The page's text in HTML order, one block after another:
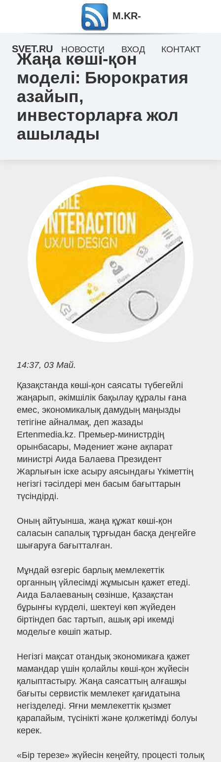
Жаңа көші-қон
моделі: Бюрократия
азайып,
инвесторларға жол
ашылады
14:37, 03 Май.
Қазақстанда көші-қон саясаты түбегейлі
жаңарып, әкімшілік бақылау құралы ғана
емес, экономикалық дамудың маңызды
тетігіне айналмақ, деп жазады
Ertenmedia.kz. Премьер-министрдің
орынбасары, Мәдениет және ақпарат
министрі Аида Балаева Президент
Жарлығын іске асыру аясындағы Үкіметтің
негізгі тәсілдері мен басым бағыттарын
түсіндірді.
Оның айтуынша, жаңа құжат көші-қон
саласын сапалық тұрғыдан басқа деңгейге
шығаруға бағытталған.
Мұндай өзгеріс барлық мемлекеттік
органның үйлесімді жұмысын қажет етеді.
Аида Балаеваның сөзінше, Қазақстан
бұрынғы күрделі, шектеуі көп жүйеден
біртіндеп бас тартып, ашық әрі икемді
модельге көшіп жатыр.
Негізгі мақсат отандық экономикаға қажет
мамандар үшін қолайлы көші-қон жүйесін
қалыптастыру. Жаңа саясаттың алғашқы
бағыты сервистік мемлекет қағидатына
негізделеді. Яғни мемлекеттік қызмет
қарапайым, түсінікті және қолжетімді болуы
керек.
«Бір терезе» жүйесін кеңейту, процесті толық
M.KR-
SVET.RU НОВОСТИ ВХОД КОНТАКТ